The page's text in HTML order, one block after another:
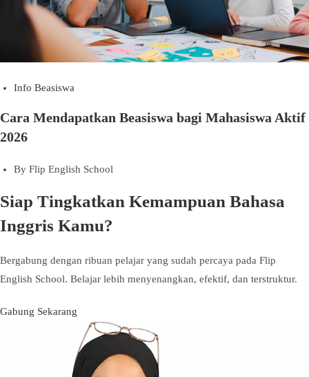
Info Beasiswa
Cara Mendapatkan Beasiswa bagi Mahasiswa Aktif
2026
By Flip English School
Siap Tingkatkan Kemampuan Bahasa
Inggris Kamu?
Bergabung dengan ribuan pelajar yang sudah percaya pada Flip
English School. Belajar lebih menyenangkan, efektif, dan terstruktur.
Gabung Sekarang